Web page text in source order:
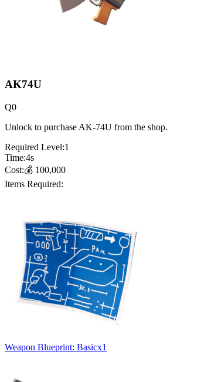
AK74U
Q0
Unlock to purchase AK-74U from the shop.
Required Level:1
Time:4s
Cost:💰 100,000
Items Required:
Weapon Blueprint: Basicx1